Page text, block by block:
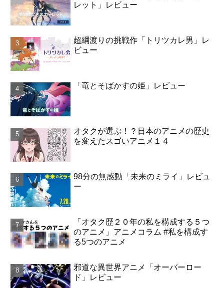
レット」レビュー
超綱渡りの挑戦作「トリツカレ男」レ
ビュー
「竜とそばかすの姫」レビュー
オタクが選ぶ！？日本のアニメの歴史
を変えたスゴいアニメ１４
98分の無感動「未来のミライ」レビュ
ー
「オタク歴２０年の私を構成する５つ
のアニメ」アニメコラム #私を構成す
る5つのアニメ
邪道な異世界アニメ「オーバーロー
ド」レビュー